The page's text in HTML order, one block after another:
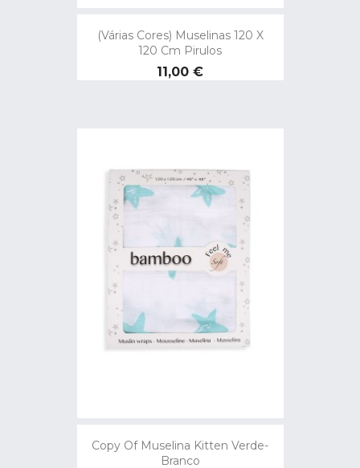
(Várias Cores) Muselinas 120 X
120 Cm Pirulos
Preço
11,00 €
Copy Of Muselina Kitten Verde-
Branco